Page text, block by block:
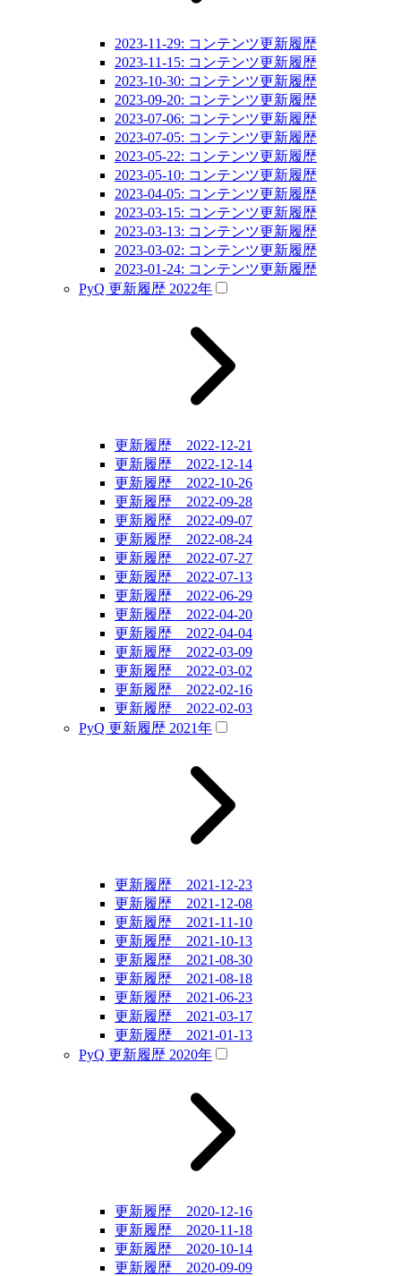
2023-11-29: コンテンツ更新履歴
2023-11-15: コンテンツ更新履歴
2023-10-30: コンテンツ更新履歴
2023-09-20: コンテンツ更新履歴
2023-07-06: コンテンツ更新履歴
2023-07-05: コンテンツ更新履歴
2023-05-22: コンテンツ更新履歴
2023-05-10: コンテンツ更新履歴
2023-04-05: コンテンツ更新履歴
2023-03-15: コンテンツ更新履歴
2023-03-13: コンテンツ更新履歴
2023-03-02: コンテンツ更新履歴
2023-01-24: コンテンツ更新履歴
PyQ 更新履歴 2022年
更新履歴 2022-12-21
更新履歴 2022-12-14
更新履歴 2022-10-26
更新履歴 2022-09-28
更新履歴 2022-09-07
更新履歴 2022-08-24
更新履歴 2022-07-27
更新履歴 2022-07-13
更新履歴 2022-06-29
更新履歴 2022-04-20
更新履歴 2022-04-04
更新履歴 2022-03-09
更新履歴 2022-03-02
更新履歴 2022-02-16
更新履歴 2022-02-03
PyQ 更新履歴 2021年
更新履歴 2021-12-23
更新履歴 2021-12-08
更新履歴 2021-11-10
更新履歴 2021-10-13
更新履歴 2021-08-30
更新履歴 2021-08-18
更新履歴 2021-06-23
更新履歴 2021-03-17
更新履歴 2021-01-13
PyQ 更新履歴 2020年
更新履歴 2020-12-16
更新履歴 2020-11-18
更新履歴 2020-10-14
更新履歴 2020-09-09